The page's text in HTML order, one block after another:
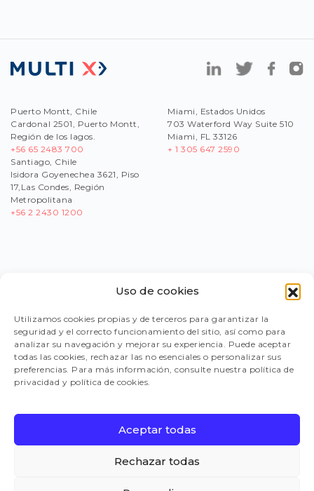
Uso de cookies
Utilizamos cookies propias y de terceros para garantizar la
seguridad y el correcto funcionamiento del sitio, así como para
analizar su navegación y mejorar su experiencia. Puede aceptar
todas las cookies, rechazar las no esenciales o personalizar sus
preferencias. Para más información, consulte nuestra política de
privacidad y política de cookies.
Aceptar todas
Rechazar todas
Puerto Montt, Chile
Cardonal 2501, Puerto Montt,
Región de los lagos.
+56 65 2483 700
Santiago, Chile
Isidora Goyenechea 3621, Piso
17,Las Condes, Región
Metropolitana
+56 2 2430 1200
Miami, Estados Unidos
703 Waterford Way Suite 510
Miami, FL 33126
+ 1 305 647 2590
PORTAL PROVEEDORES
LEGISLACIÓN